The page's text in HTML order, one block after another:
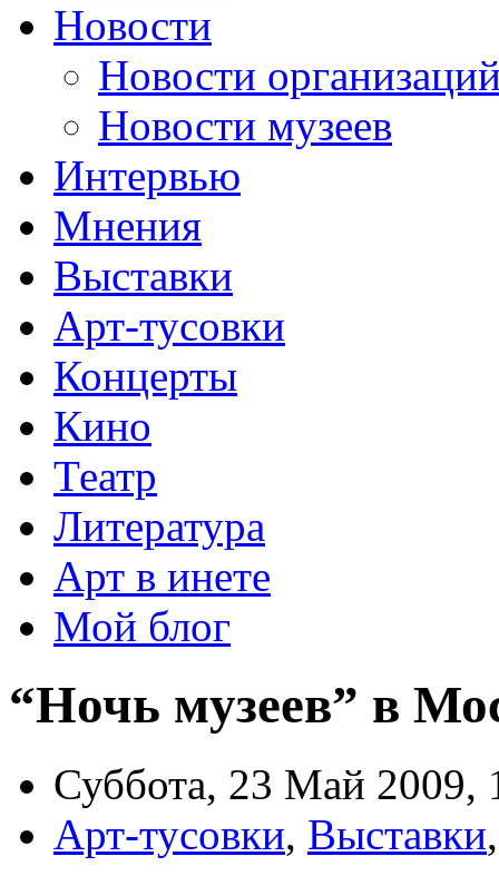
Новости
Новости
Новости музеев
Интервью
Мнения
Выставки
Арт-тусовки
Концерты
Кино
Театр
Литература
Арт в инете
Мой блог
“Ночь музеев” в
Суббота, 23 Май 2009,
Арт-тусовки, Выставки